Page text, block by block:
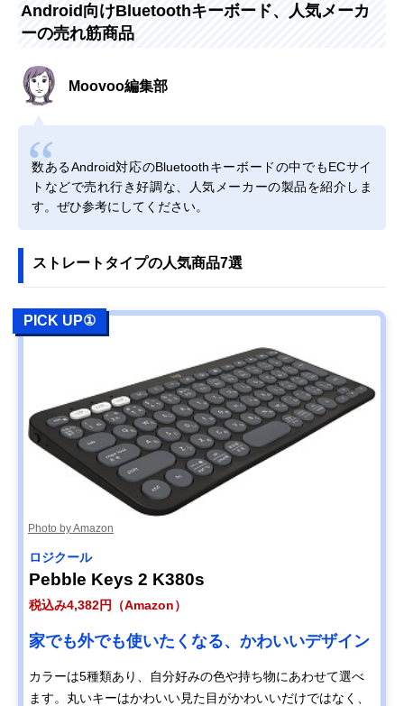
Android向けBluetoothキーボード、人気メーカ
ーの売れ筋商品
Moovoo編集部
数あるAndroid対応のBluetoothキーボードの中でもECサイ
トなどで売れ行き好調な、人気メーカーの製品を紹介しま
す。ぜひ参考にしてください。
ストレートタイプの人気商品7選
PICK UP①
Photo by Amazon
ロジクール
Pebble Keys 2 K380s
税込み4,382円（Amazon）
家でも外でも使いたくなる、かわいいデザイン
カラーは5種類あり、自分好みの色や持ち物にあわせて選べ
ます。丸いキーはかわいい見た目がかわいいだけではなく、